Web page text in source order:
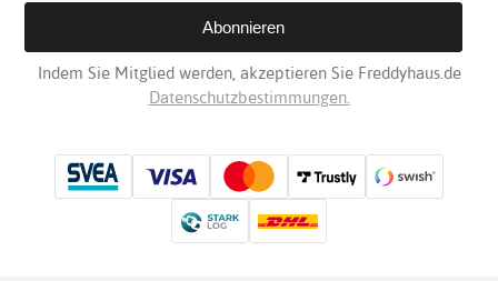
Indem Sie Mitglied werden, akzeptieren Sie Freddyhaus.de
Datenschutzbestimmungen.